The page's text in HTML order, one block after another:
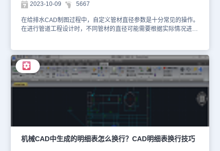
2023-10-09 5667
在给排水CAD制图过程中，自定义管材直径参数是十分常见的操作。
在进行管道工程设计时，不同管材的直径可能需要根据实际情况进行
管材直径参数自定义的方法步骤，一起来了解一下吧！CAD管材直径
参数自定义步骤： 1、启动浩辰CAD给排水软件后，点击【浩辰给排
水】工具箱中的【设置帮助】—【设置】—【选项配置】。如下图所
示: 2、在弹出【选项配置】对话框中，点击【通用设置】—【管材设
置】后，在【管材设置】中可以自定义管材直径参数，若需修改，直
接选择对应的材料，然后进行数值修改即可；若需新增，则点击参数
中的【添加管材数据】按钮即可。如下图所示： 上述给排水CAD制
图教程给大家讲解了浩辰CAD给排水软件中自定义管材直径参数的详
细操作步骤，希望对大家有所帮助。对此感兴趣的设计师朋友们可以
关注浩辰CAD官网教程专区，小编会在后续CAD制图教程文章中给
大家分享更多实用技巧哦！
机械CAD中生成的明细表怎么换行？CAD明细表换行技巧